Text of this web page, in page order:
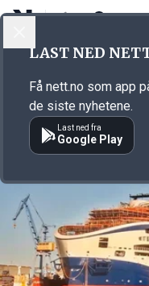
Annonsørinnhold
LAST NED
Få nett.no som app
de siste nyhetene.
Last ned fra
Google Play